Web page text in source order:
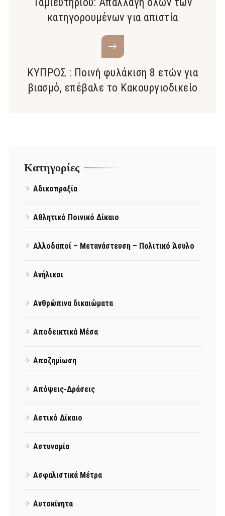
κατηγορουμένων για απιστία
ΚΥΠΡΟΣ : Ποινή φυλάκιση 8 ετών για
βιασμό, επέβαλε το Κακουργιοδικείο
Kατηγορίες
Αδικοπραξία
Αθλητικό Ποινικό Δίκαιο
Αλλοδαποί – Μετανάστευση – Πολιτικό Άσυλο
Ανήλικοι
Ανθρώπινα δικαιώματα
Αποδεικτικά Μέσα
Αποζημίωση
Απόψεις-Δράσεις
Αστικό Δίκαιο
Αστυνομία
Ασφαλιστικά Μέτρα
Αυτοκίνητα